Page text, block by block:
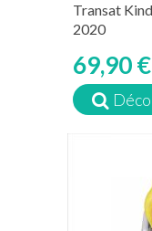
Transat
2020
69,90 €